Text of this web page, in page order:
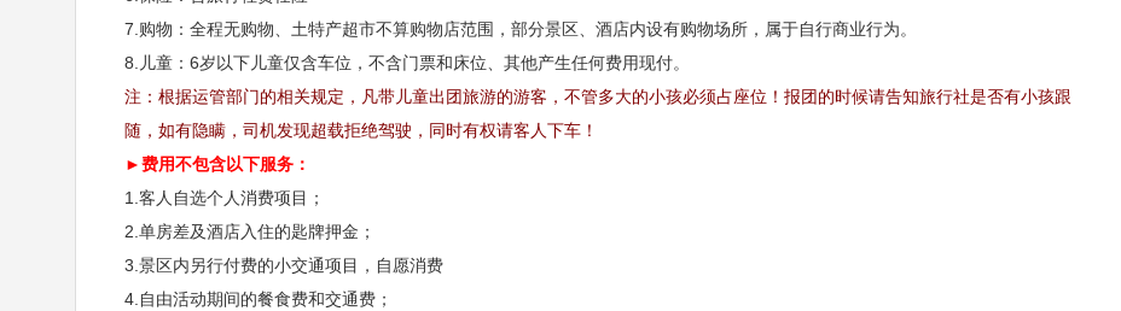
早餐：含早 中餐：自理 晚餐：自理 住宿：恩施
早餐后乘车至恩施大峡谷景区，到达恩施大峡谷后乘坐景区换乘车（费用30元/人）
【云龙河地缝】 （游览时间约1.5小时），地缝位于恩施大峡谷山脚，全长近20公里，最深处近100米，地缝两侧绝壁陡峭，一
道道瀑布飞泻直下，水质清澈见底，在正午阳光下呈现出一弯弯彩虹，斑斑阳光洒入缝中，以险、俊、奇、幽的自然景象展现
区】（游览时间约3小时），景区由云龙河地缝、大楼门、中楼门、小楼门及绝壁组成，主要包括地缝、绝壁、奇峰、峡谷等地
7.购物：全程无购物、土特产超市不算购物店范围，部分景区、酒店内设有购物场所，属于自行商业行为。
8.儿童：6岁以下儿童仅含车位，不含门票和床位、其他产生任何费用现付。
注：根据运管部门的相关规定，凡带儿童出团旅游的游客，不管多大的小孩必须占座位！报团的时候请告知旅行社是否有小孩跟
随，如有隐瞒，司机发现超载拒绝驾驶，同时有权请客人下车！
►费用不包含以下服务：
1.客人自选个人消费项目；
2.单房差及酒店入住的匙牌押金；
3.景区内另行付费的小交通项目，自愿消费
4.自由活动期间的餐食费和交通费；